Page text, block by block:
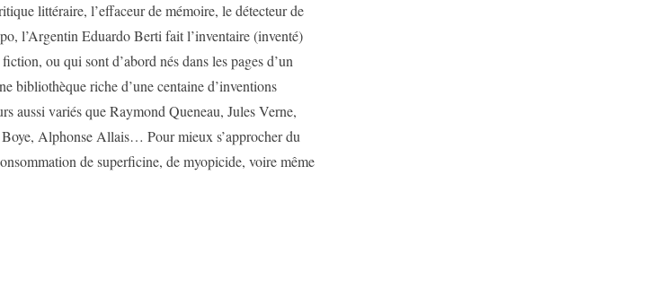
littéraire, l’effaceur de mémoire, le détecteur de
l’Argentin Eduardo Berti fait l’inventaire (inventé)
ou qui sont d’abord nés dans les pages d’un
bibliothèque riche d’une centaine d’inventions
aussi variés que Raymond Queneau, Jules Verne,
Alphonse Allais… Pour mieux s’approcher du
de superficine, de myopicide, voire même